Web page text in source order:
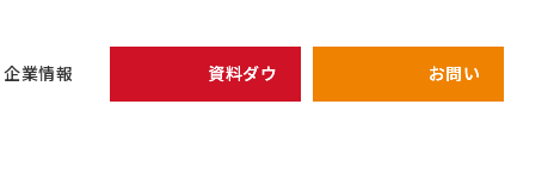
企業情報 資料ダウンロード お問い合わせ